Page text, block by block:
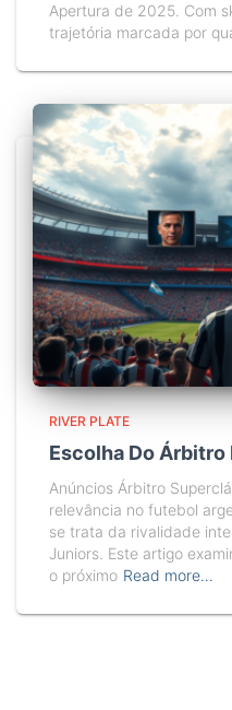
Apertura de 2025. Com
trajetória marcada por
RIVER PLATE
Escolha Do
Anúncios Árbitro
relevância no futebol
se trata da rivalidade
Juniors. Este artigo
o próximo Read more…